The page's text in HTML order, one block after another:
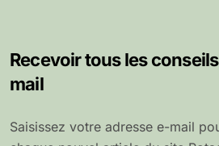
Recevoir tous les
mail
Saisissez votre adresse e-mail